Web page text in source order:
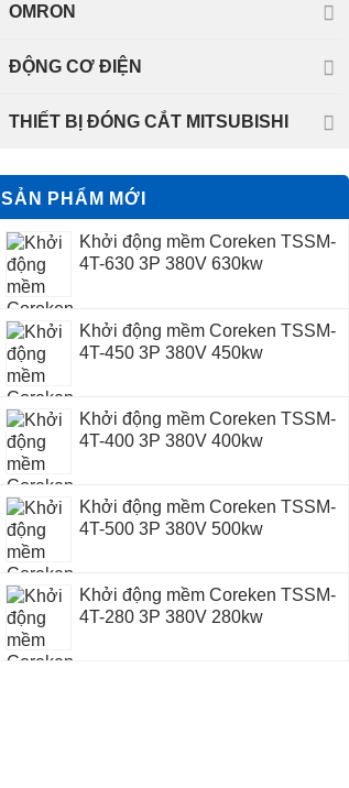
OMRON
ĐỘNG CƠ ĐIỆN
THIẾT BỊ ĐÓNG CẮT MITSUBISHI
SẢN PHẨM MỚI
Khởi động mềm Coreken TSSM-
4T-630 3P 380V 630kw
Khởi động mềm Coreken TSSM-
4T-450 3P 380V 450kw
Khởi động mềm Coreken TSSM-
4T-400 3P 380V 400kw
Khởi động mềm Coreken TSSM-
4T-500 3P 380V 500kw
Khởi động mềm Coreken TSSM-
4T-280 3P 380V 280kw